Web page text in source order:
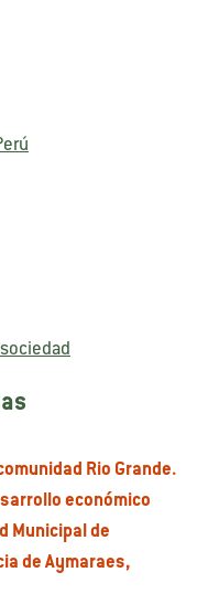
Rio Grande.
económico
Municipal de
de Aymaraes,